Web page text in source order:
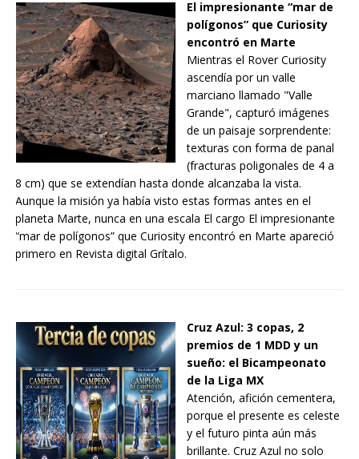
El impresionante “mar de
polígonos” que Curiosity
encontró en Marte
Mientras el Rover Curiosity
ascendía por un valle
marciano llamado "Valle
Grande", capturó imágenes
de un paisaje sorprendente:
texturas con forma de panal
(fracturas poligonales de 4 a
8 cm) que se extendían hasta donde alcanzaba la vista.
Aunque la misión ya había visto estas formas antes en el
planeta Marte, nunca en una escala El cargo El impresionante
“mar de polígonos” que Curiosity encontró en Marte apareció
primero en Revista digital Grítalo.
Cruz Azul: 3 copas, 2
premios de 1 MDD y un
sueño: el Bicampeonato
de la Liga MX
Atención, afición cementera,
porque el presente es celeste
y el futuro pinta aún más
brillante. Cruz Azul no solo